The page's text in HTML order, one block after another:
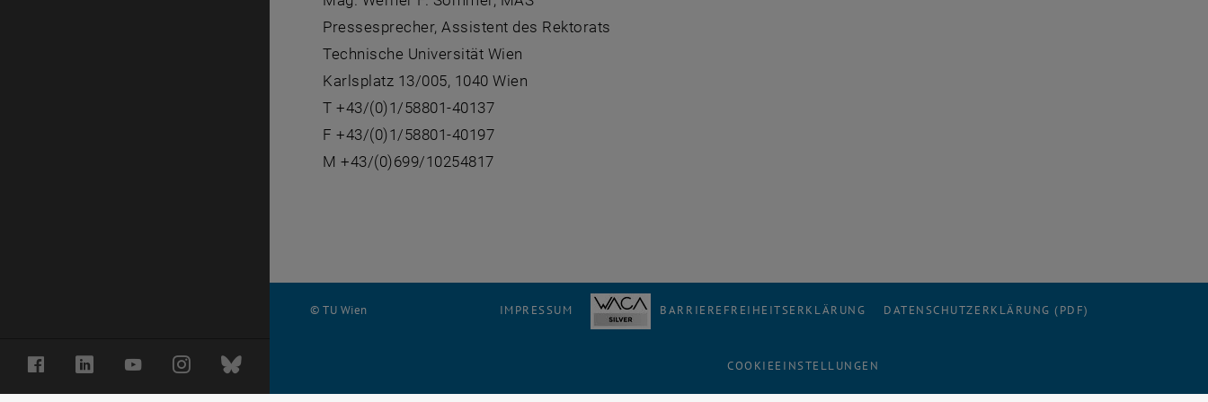
FacebookLinkedInYouTubeInstagramBluesky
Pressesprecher, Assistent des Rektorats
Technische Universität Wien
Karlsplatz 13/005, 1040 Wien
T +43/(0)1/58801-40137
F +43/(0)1/58801-40197
M +43/(0)699/10254817
© TU Wien IMPRESSUM BARRIEREFREIHEITSERKLÄRUNG DATENSCHUTZERKLÄRUNG (PDF)
COOKIEEINSTELLUNGEN